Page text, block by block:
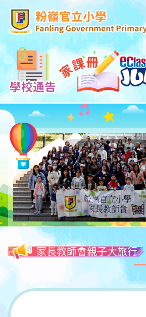
家長教師會親子大旅行